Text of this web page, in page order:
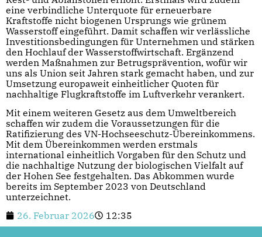
eine verbindliche Unterquote für erneuerbare
Kraftstoffe nicht biogenen Ursprungs wie grünem
Wasserstoff eingeführt. Damit schaffen wir verlässliche
Investitionsbedingungen für Unternehmen und stärken
den Hochlauf der Wasserstoffwirtschaft. Ergänzend
werden Maßnahmen zur Betrugsprävention, wofür wir
uns als Union seit Jahren stark gemacht haben, und zur
Umsetzung europaweit einheitlicher Quoten für
nachhaltige Flugkraftstoffe im Luftverkehr verankert.
Mit einem weiteren Gesetz aus dem Umweltbereich
schaffen wir zudem die Voraussetzungen für die
Ratifizierung des VN-Hochseeschutz-Übereinkommens.
Mit dem Übereinkommen werden erstmals
international einheitlich Vorgaben für den Schutz und
die nachhaltige Nutzung der biologischen Vielfalt auf
der Hohen See festgehalten. Das Abkommen wurde
bereits im September 2023 von Deutschland
unterzeichnet.
26. Februar 2026
12:35